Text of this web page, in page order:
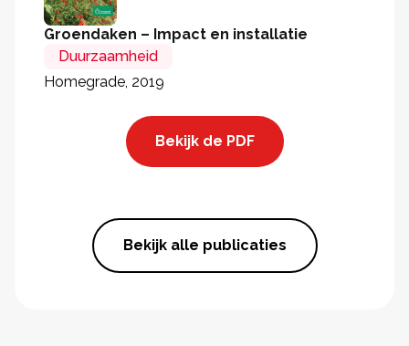
Groendaken – Impact en installatie
Duurzaamheid
Homegrade, 2019
Bekijk de PDF
Bekijk alle publicaties